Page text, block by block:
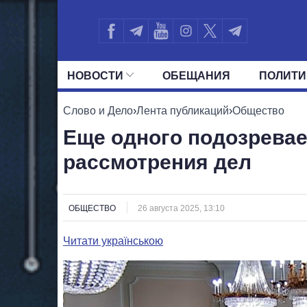
НОВОСТИ ОБЕЩАНИЯ
ВСЕ ПОЛИТИКИ ПРЕЗИДЕНТ И
Слово и Дело›Лента публикаций›Общество
Еще одного
рассмотрения дел
ОБЩЕСТВО 26 августа 2025, 13:10
Читати українською